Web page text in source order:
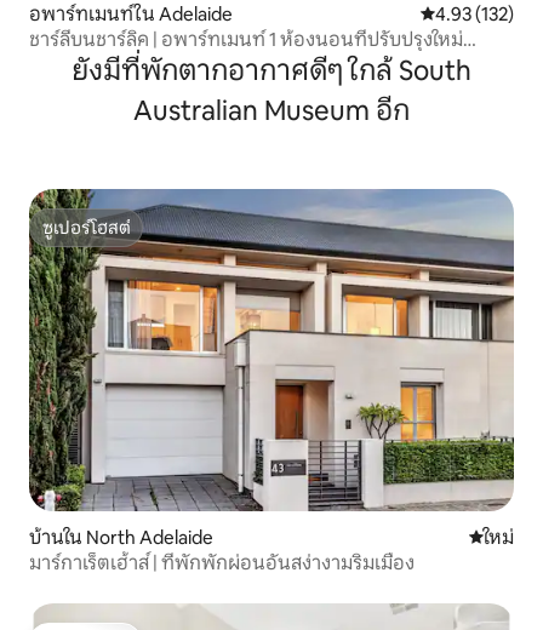
อพาร์ทเมนท์ใน Adelaide คะแนนเฉลี่ย
4.93 (132)
ชาร์ลีบนชาร์ลิค | อพาร์ทเมนท์ 1 ห้องนอนที่ปรับปรุงใหม่
หมดจดยังมีที่พักตากอากาศดีๆ ใกล้ South
Australian Museum อีก
ซูเปอร์โฮสต์
ซูเปอร์โฮสต์
บ้านใน North Adelaide ที่พักใหม่
ใหม่
มาร์กาเร็ตเฮ้าส์ | ที่พักพักผ่อนอันสง่างามริมเมือง